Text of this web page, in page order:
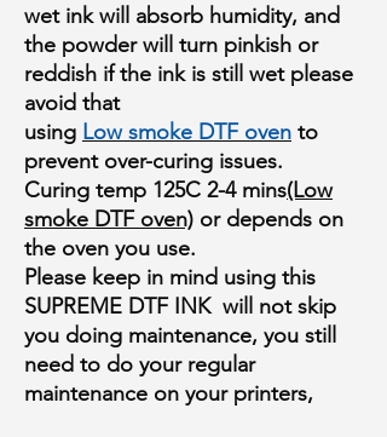
wet ink will absorb humidity, and
the powder will turn pinkish or
reddish if the ink is still wet please
avoid that
using Low smoke DTF oven to
prevent over-curing issues.
Curing temp 125C 2-4 mins(Low
smoke DTF oven) or depends on
the oven you use.
Please keep in mind using this
SUPREME DTF INK will not skip
you doing maintenance, you still
need to do your regular
maintenance on your printers,